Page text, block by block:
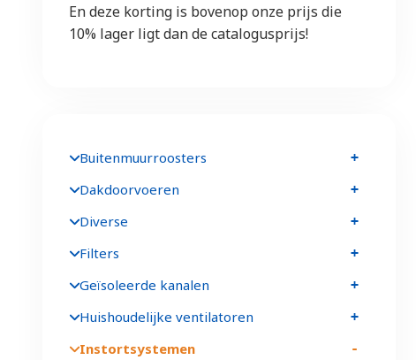
En deze korting is bovenop onze prijs die
10% lager ligt dan de catalogusprijs!
Buitenmuurroosters
Dakdoorvoeren
Diverse
Filters
Geïsoleerde kanalen
Huishoudelijke ventilatoren
Instortsystemen